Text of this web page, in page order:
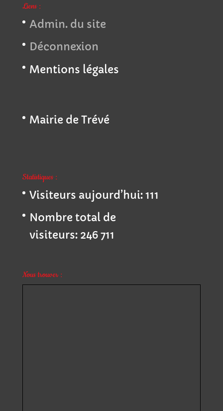
Liens :
Admin. du site
Déconnexion
Mentions légales
Mairie de Trévé
Statistiques :
Visiteurs aujourd’hui:111
Nombre total de
visiteurs: 246 711
Nous trouver :